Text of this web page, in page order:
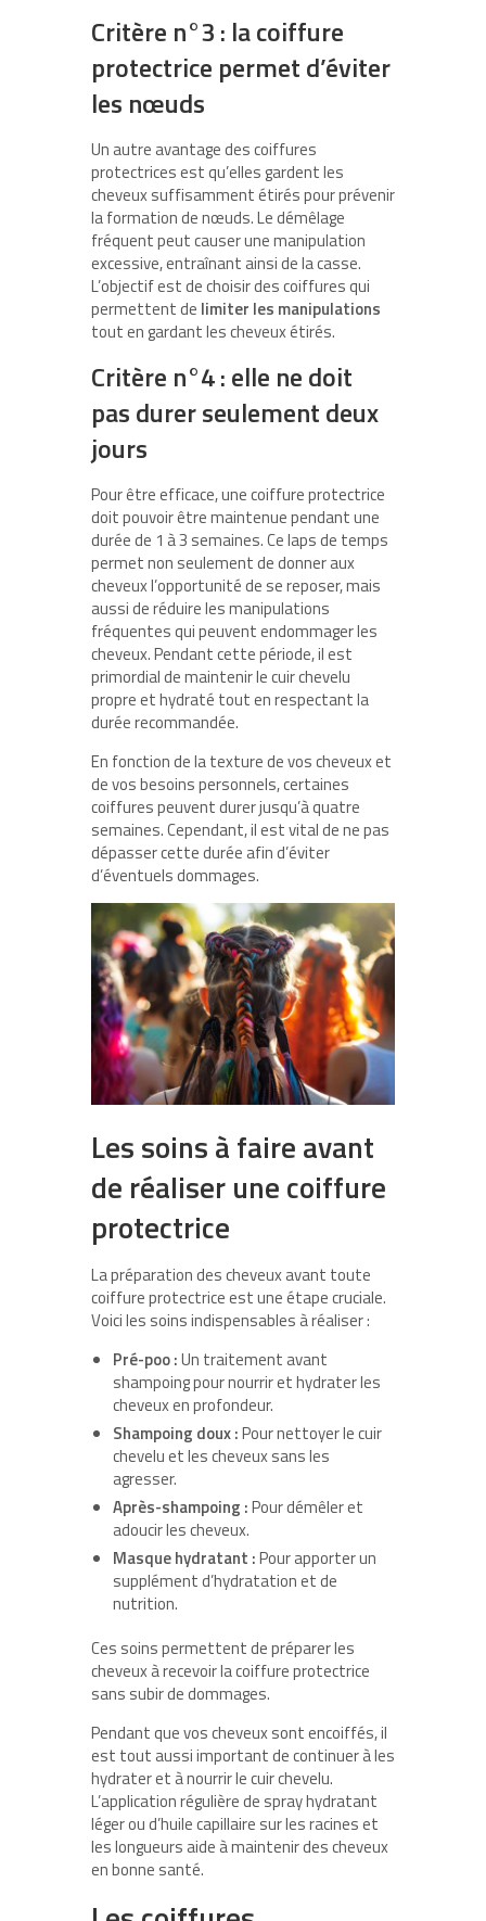
Critère n°3 : la coiffure
protectrice permet d’éviter
les nœuds
Un autre avantage des coiffures
protectrices est qu’elles gardent les
cheveux suffisamment étirés pour prévenir
la formation de nœuds. Le démêlage
fréquent peut causer une manipulation
excessive, entraînant ainsi de la casse.
L’objectif est de choisir des coiffures qui
permettent de limiter les manipulations
tout en gardant les cheveux étirés.
Critère n°4 : elle ne doit
pas durer seulement deux
jours
Pour être efficace, une coiffure protectrice
doit pouvoir être maintenue pendant une
durée de 1 à 3 semaines. Ce laps de temps
permet non seulement de donner aux
cheveux l’opportunité de se reposer, mais
aussi de réduire les manipulations
fréquentes qui peuvent endommager les
cheveux. Pendant cette période, il est
primordial de maintenir le cuir chevelu
propre et hydraté tout en respectant la
durée recommandée.
En fonction de la texture de vos cheveux et
de vos besoins personnels, certaines
coiffures peuvent durer jusqu’à quatre
semaines. Cependant, il est vital de ne pas
dépasser cette durée afin d’éviter
d’éventuels dommages.
Les soins à faire avant
de réaliser une coiffure
protectrice
La préparation des cheveux avant toute
coiffure protectrice est une étape cruciale.
Voici les soins indispensables à réaliser :
Pré-poo :Un traitement avant
shampoing pour nourrir et hydrater les
cheveux en profondeur.
Shampoing doux :Pour nettoyer le cuir
chevelu et les cheveux sans les
agresser.
Après-shampoing :Pour démêler et
adoucir les cheveux.
Masque hydratant :Pour apporter un
supplément d’hydratation et de
nutrition.
Ces soins permettent de préparer les
cheveux à recevoir la coiffure protectrice
sans subir de dommages.
Pendant que vos cheveux sont encoiffés, il
est tout aussi important de continuer à les
hydrater et à nourrir le cuir chevelu.
L’application régulière de spray hydratant
léger ou d’huile capillaire sur les racines et
les longueurs aide à maintenir des cheveux
en bonne santé.